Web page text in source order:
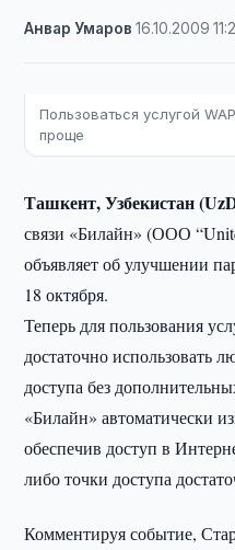
Анвар Умаров ·16.10.2009 ·
Пользоваться услугой
проще
Ташкент, Узбекистан
связи «Билайн» (ООО
объявляет об улучшении
18 октября.
Теперь для пользования
достаточно использовать
доступа без
«Билайн» автоматически
обеспечив доступ в
либо точки доступа
Комментируя событие,